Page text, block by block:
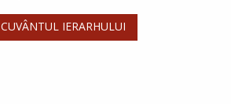
CUVÂNTUL IERARHULUI